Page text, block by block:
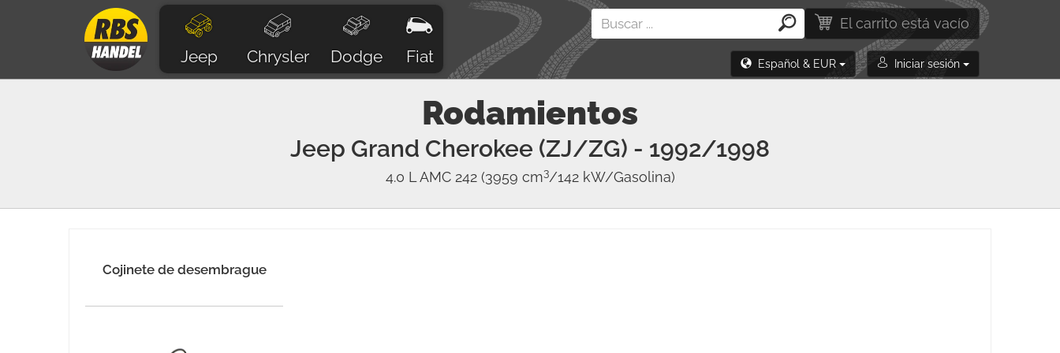
Jeep Chrysler Dodge Fiat
El carrito está vacío
Español & EUR Iniciar sesión
Rodamientos
Jeep Grand Cherokee (ZJ/ZG) - 1992/1998
4.0 L AMC 242(3959 cm3/142 kW/Gasolina)
Cojinete de desembrague